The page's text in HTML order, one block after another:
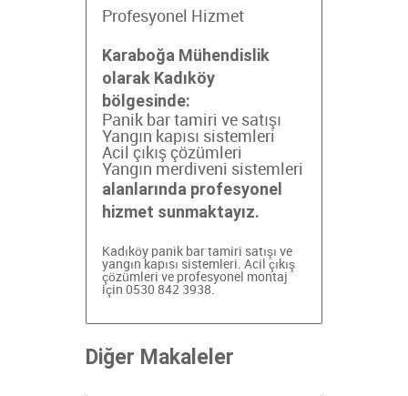
Profesyonel Hizmet
Karaboğa Mühendislik
olarak Kadıköy
bölgesinde:
Panik bar tamiri ve satışı
Yangın kapısı sistemleri
Acil çıkış çözümleri
Yangın merdiveni sistemleri
alanlarında profesyonel
hizmet sunmaktayız.
Kadıköy panik bar tamiri satışı ve
yangın kapısı sistemleri. Acil çıkış
çözümleri ve profesyonel montaj
için 0530 842 3938.
Diğer Makaleler